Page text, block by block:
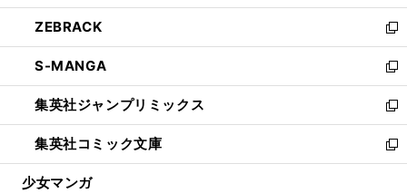
開
く
ウ
で
開
く
ン
ド
ウ
で
開
く
ウ
ィ
ン
ド
ウ
で
開
く
し
い
ウ
ィ
ン
ド
ウ
で
開
ZEBRACK
新
し
い
ウ
ィ
ン
ド
ウ
S-MANGA
新
し
い
ウ
ィ
ン
集英社ジャンプリミックス
新
し
い
ウ
集英社コミック文庫
新
し
少女マンガ